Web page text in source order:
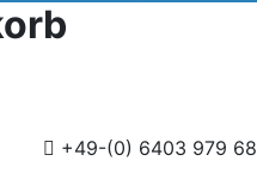
+49-(0) 6403 979